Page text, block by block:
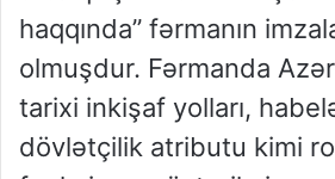
haqqında” fərmanın
olmuşdur. Fərmanda
tarixi inkişaf yolları,
dövlətçilik atributu kimi